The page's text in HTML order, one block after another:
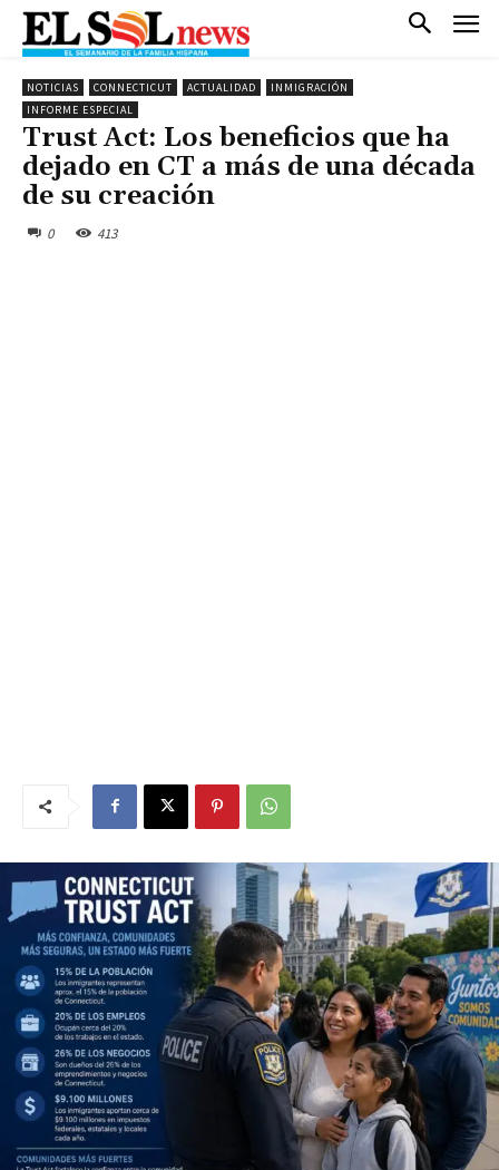
NOTICIAS CONNECTICUT ACTUALIDAD
INMIGRACIÓN
INFORME ESPECIAL
Trust Act: Los beneficios que ha
dejado en CT a más de una década
de su creación
0 413